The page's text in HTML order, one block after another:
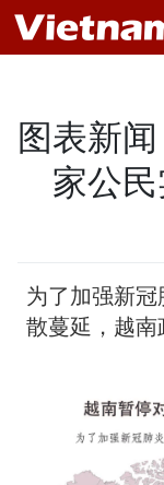
图表新
家公
为了加强新
散蔓延，越